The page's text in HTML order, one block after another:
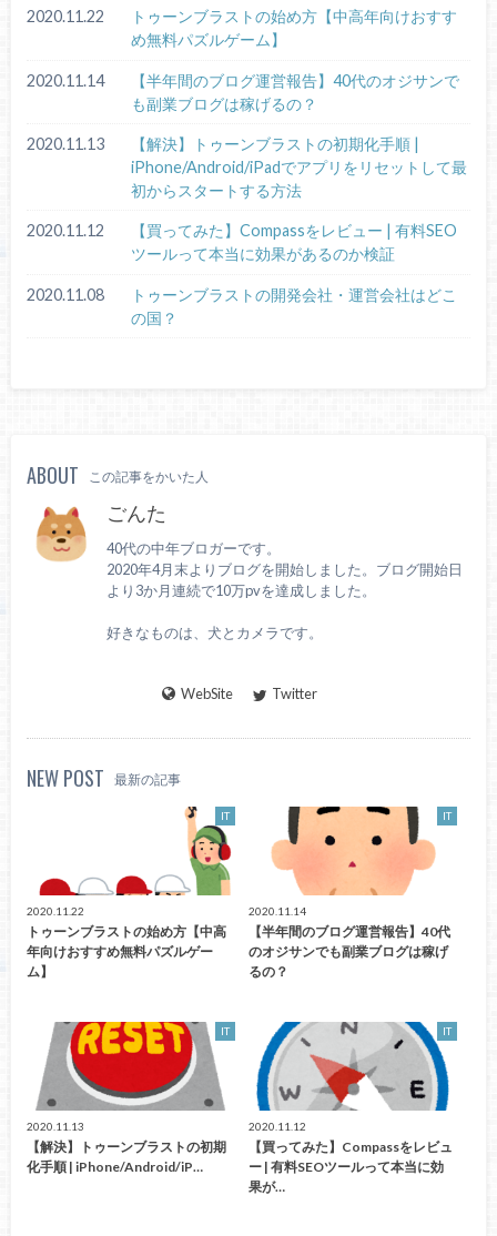
2020.11.22
トゥーンブラストの始め方【中高年向けおすす
め無料パズルゲーム】
2020.11.14
【半年間のブログ運営報告】40代のオジサンで
も副業ブログは稼げるの？
2020.11.13
【解決】トゥーンブラストの初期化手順 |
iPhone/Android/iPadでアプリをリセットして最
初からスタートする方法
2020.11.12
【買ってみた】Compassをレビュー | 有料SEO
ツールって本当に効果があるのか検証
2020.11.08
トゥーンブラストの開発会社・運営会社はどこ
の国？
ABOUT この記事をかいた人
ごんた
40代の中年ブロガーです。
2020年4月末よりブログを開始しました。ブログ開始日
より3か月連続で10万pvを達成しました。
好きなものは、犬とカメラです。
WebSite Twitter
NEW POST 最新の記事
IT
2020.11.22
トゥーンブラストの始め方【中高
年向けおすすめ無料パズルゲー
ム】
IT
2020.11.14
【半年間のブログ運営報告】40代
のオジサンでも副業ブログは稼げ
るの？
IT
2020.11.13
【解決】トゥーンブラストの初期
化手順 | iPhone/Android/iP…
IT
2020.11.12
【買ってみた】Compassをレビュ
ー | 有料SEOツールって本当に効
果が…